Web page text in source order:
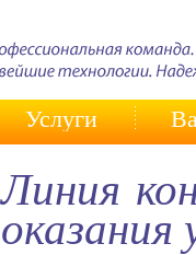
Услуги
Линия
оказания